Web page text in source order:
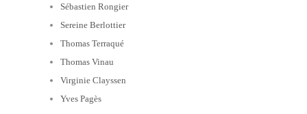
Sébastien Rongier
Sereine Berlottier
Thomas Terraqué
Thomas Vinau
Virginie Clayssen
Yves Pagès